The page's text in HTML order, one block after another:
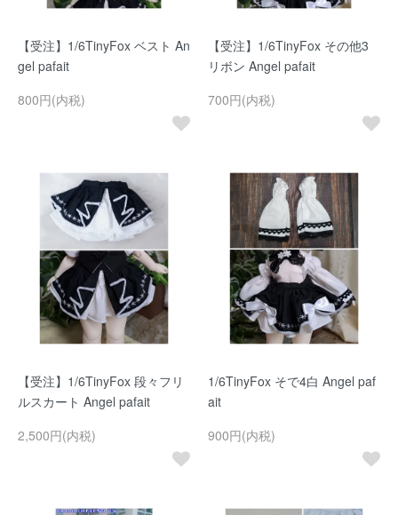
【受注】1/6TinyFox ベスト An
gel pafait
800円(内税)
【受注】1/6TinyFox その他3
リボン Angel pafait
700円(内税)
【受注】1/6TinyFox 段々フリ
ルスカート Angel pafait
2,500円(内税)
1/6TinyFox そで4白 Angel paf
ait
900円(内税)